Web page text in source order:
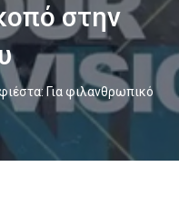
στην
Για φιλανθρωπικό